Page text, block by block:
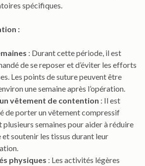
spécifiques.
:
: Durant cette période, il est
de se reposer et d’éviter les efforts
Les points de suture peuvent être
une semaine après l’opération.
vêtement de contention : Il est
de porter un vêtement compressif
plusieurs semaines pour aider à réduire
et soutenir les tissus durant leur
physiques : Les activités légères